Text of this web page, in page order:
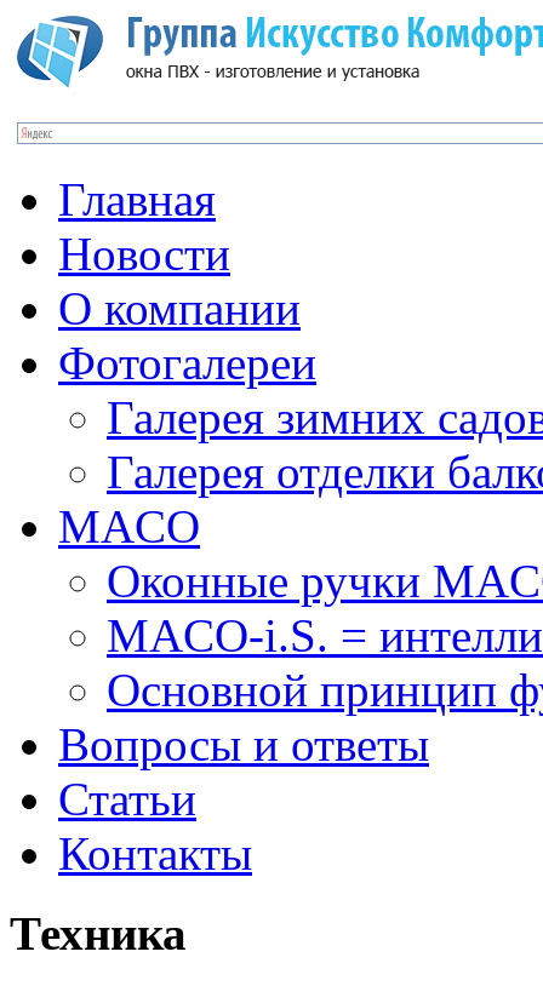
Главная
Новости
О компании
Фотогалереи
Галерея зимних
Галерея отделки
MACO
Оконные ручки
MACO-i.S. =
Основной принцип
Вопросы и ответы
Статьи
Контакты
Техника